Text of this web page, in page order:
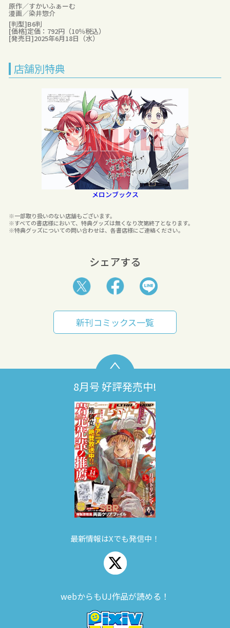
原作／すかいふぁーむ
漫画／染井惣介
[判型]B6判
[価格]定価：792円（10％税込）
[発売日]2025年6月18日（水）
店舗別特典
メロンブックス
※一部取り扱いのない店舗もございます。
※すべての書店様において、特典グッズは無くなり次第終了となります。
※特典グッズについての問い合わせは、各書店様にご連絡ください。
シェアする
新刊コミックス一覧
8月号 好評発売中!
最新情報はXでも発信中！
webからもUJ作品が読める！